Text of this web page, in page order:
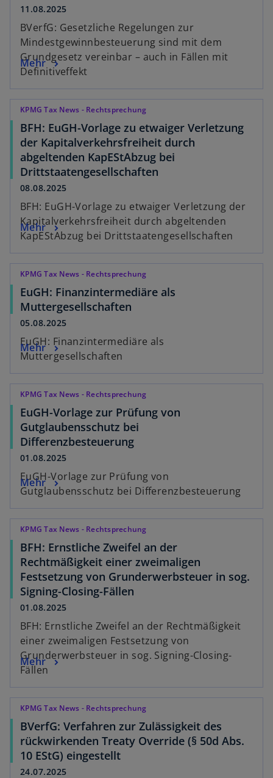
11.08.2025
BVerfG: Gesetzliche Regelungen zur
Mindestgewinnbesteuerung sind mit dem
Grundgesetz vereinbar – auch in Fällen mit
Definitiveffekt
Mehr
KPMG Tax News - Rechtsprechung
BFH: EuGH-Vorlage zu etwaiger Verletzung
der Kapitalverkehrsfreiheit durch
abgeltenden KapEStAbzug bei
Drittstaatengesellschaften
08.08.2025
BFH: EuGH-Vorlage zu etwaiger Verletzung der
Kapitalverkehrsfreiheit durch abgeltenden
KapEStAbzug bei Drittstaatengesellschaften
Mehr
KPMG Tax News - Rechtsprechung
EuGH: Finanzintermediäre als
Muttergesellschaften
05.08.2025
EuGH: Finanzintermediäre als
Muttergesellschaften
Mehr
KPMG Tax News - Rechtsprechung
EuGH-Vorlage zur Prüfung von
Gutglaubensschutz bei
Differenzbesteuerung
01.08.2025
EuGH-Vorlage zur Prüfung von
Gutglaubensschutz bei Differenzbesteuerung
Mehr
KPMG Tax News - Rechtsprechung
BFH: Ernstliche Zweifel an der
Rechtmäßigkeit einer zweimaligen
Festsetzung von Grunderwerbsteuer in sog.
Signing-Closing-Fällen
01.08.2025
BFH: Ernstliche Zweifel an der Rechtmäßigkeit
einer zweimaligen Festsetzung von
Grunderwerbsteuer in sog. Signing-Closing-
Fällen
Mehr
KPMG Tax News - Rechtsprechung
BVerfG: Verfahren zur Zulässigkeit des
rückwirkenden Treaty Override (§ 50d Abs.
10 EStG) eingestellt
24.07.2025